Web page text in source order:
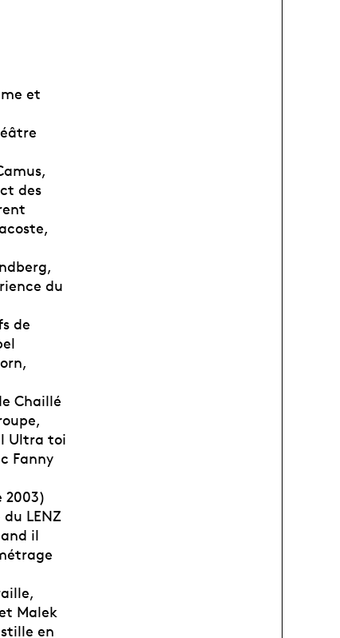
et
des
du
de
Chaillé
Ultra toi
Fanny
2003)
LENZ
il
Malek
en